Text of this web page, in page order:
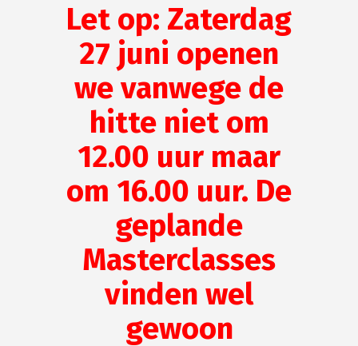
Let op: Zaterdag
27 juni openen
we vanwege de
hitte niet om
12.00 uur maar
om 16.00 uur. De
geplande
Masterclasses
vinden wel
gewoon